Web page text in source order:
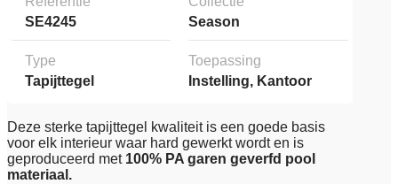
SE4245
Season
Type
Tapijttegel
Toepassing
Instelling, Kantoor
Deze sterke tapijttegel kwaliteit is een goede basis
voor elk interieur waar hard gewerkt wordt en is
geproduceerd met 100% PA garen geverfd pool
materiaal.